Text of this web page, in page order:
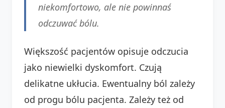
niekomfortowo, ale nie powinnaś
odczuwać bólu.
Większość pacjentów opisuje odczucia
jako niewielki dyskomfort. Czują
delikatne ukłucia. Ewentualny ból zależy
od progu bólu pacjenta. Zależy też od